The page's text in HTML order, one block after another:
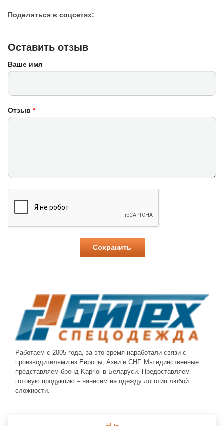
Поделиться в соцсетях:
Оставить отзыв
Ваше имя
Отзыв *
Работаем с 2005 года, за это время наработали связи с
производителями из Европы, Азии и СНГ. Мы единственные
представляем бренд Kapriol в Беларуси. Предоставляем
готовую продукцию – нанесем на одежду логотип любой
сложности.